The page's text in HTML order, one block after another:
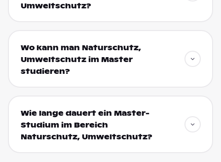
Umweltschutz?
Wo kann man Naturschutz,
Umweltschutz im Master
studieren?
Wie lange dauert ein Master-
Studium im Bereich
Naturschutz, Umweltschutz?